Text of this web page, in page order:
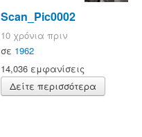
Scan_Pic0002
10 χρόνια πριν
σε 1962
14,036 εμφανίσεις
Δείτε περισσότερα